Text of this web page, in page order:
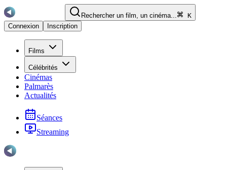
Rechercher un film, un cinéma...
K
Connexion
Inscription
Films
Célébrités
Cinémas
Palmarès
Actualités
Séances
Streaming